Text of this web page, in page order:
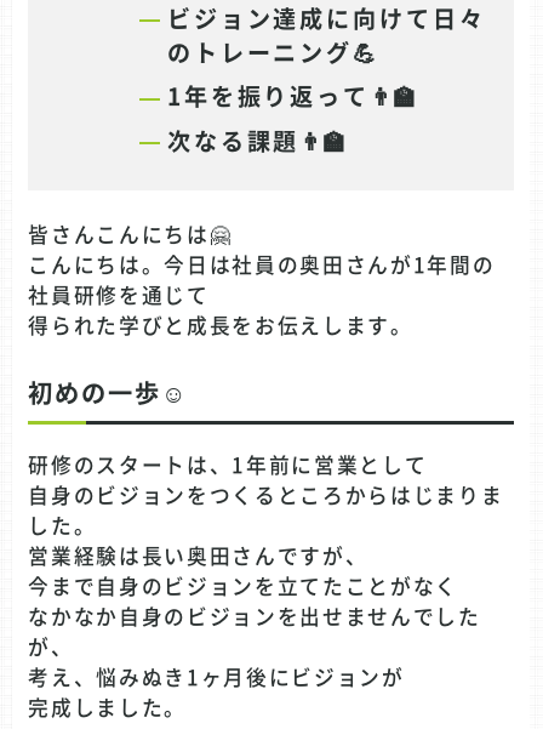
ビジョン達成に向けて日々
のトレーニング💪
1年を振り返って👨‍🏫
次なる課題👨‍🏫
皆さんこんにちは🤗
こんにちは。今日は社員の奥田さんが1年間の
社員研修を通じて
得られた学びと成長をお伝えします。
初めの一歩☺️
研修のスタートは、1年前に営業として
自身のビジョンをつくるところからはじまりま
した。
営業経験は長い奥田さんですが、
今まで自身のビジョンを立てたことがなく
なかなか自身のビジョンを出せませんでした
が、
考え、悩みぬき1ヶ月後にビジョンが
完成しました。